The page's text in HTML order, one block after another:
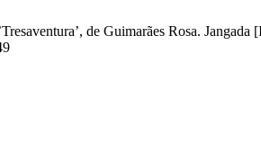
de Guimarães Rosa.